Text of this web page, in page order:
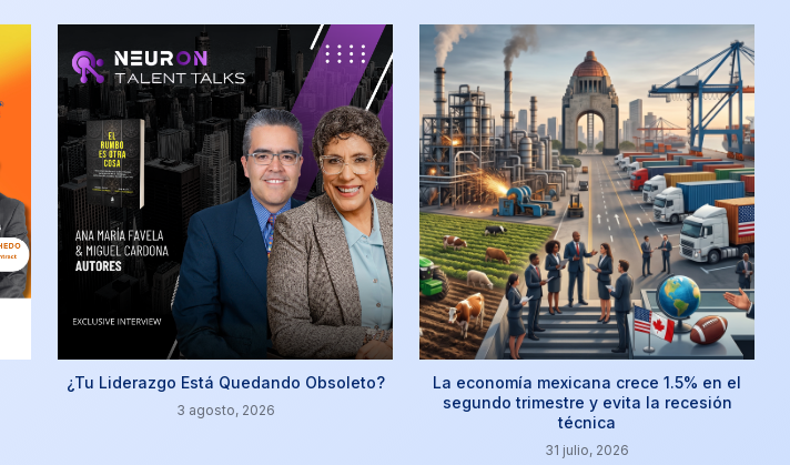
¿Tu Liderazgo Está Quedando Obsoleto?
3 agosto, 2026
La economía mexicana crece 1.5% en el
segundo trimestre y evita la recesión
técnica
31 julio, 2026